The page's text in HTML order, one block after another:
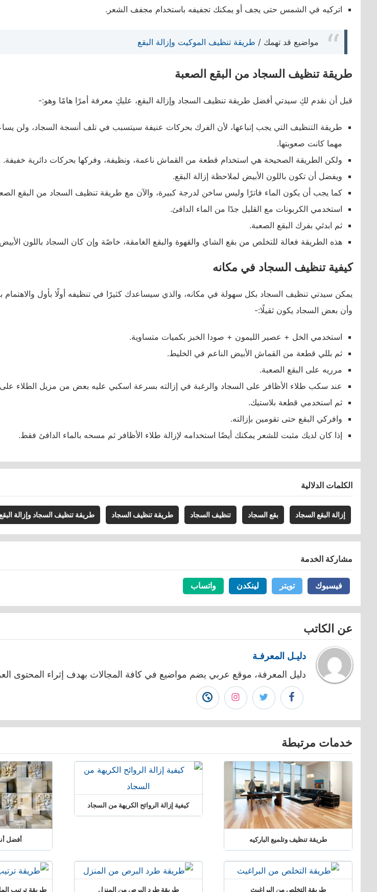
اتركيه في الشمس حتى يجف أو يمكنك تجفيفه باستخدام مجفف الشعر.
مواضيع قد تهمك / طريقة تنظيف الموكيت وإزالة البقع
طريقة تنظيف السجاد من البقع الصعبة
قبل أن نقدم لكِ سيدتي أفضل طريقة تنظيف السجاد وإزالة البقع، عليكِ معرفة أمرًا هامًا وهو:-
طريقة التنظيف التي يجب إتباعها، لأن الفرك بحركات عنيفة سيتسبب في تلف أنسجة السجاد، ولن
مهما كانت صعوبتها.
ولكن الطريقة الصحيحة هي استخدام قطعة من القماش ناعمة، ونظيفة، وفركها بحركات دائرية خفيفة.
ويفضل أن تكون باللون الأبيض لملاحظة إزالة البقع.
كما يجب أن يكون الماء فاترًا وليس ساخن لدرجة كبيرة، والآن مع طريقة تنظيف السجاد من البقع
استخدمي الكربونات مع القليل جدًا من الماء الدافئ.
ثم ابدئي بفرك البقع الصعبة.
هذه الطريقة فعالة للتخلص من بقع الشاي والقهوة والبقع الغامقة، خاصًة وإن كان السجاد باللون
كيفية تنظيف السجاد في مكانه
يمكن سيدتي تنظيف السجاد بكل سهولة في مكانه، والذي سيساعدك كثيرًا في تنظيفه أولًا بأول
وأن بعض السجاد يكون ثقيلًا:-
استخدمي الخل + عصير الليمون + صودا الخبز بكميات متساوية.
ثم بللي قطعة من القماش الأبيض الناعم في الخليط.
مرريه على البقع الصعبة.
عند سكب طلاء الأظافر على السجاد والرغبة في إزالته بسرعة اسكبي عليه بعض من مزيل الطلاء
ثم استخدمي قطعة بلاستيك.
وافركي البقع حتى تقومين بإزالته.
إذا كان لديك مثبت للشعر يمكنك أيضًا استخدامه لإزالة طلاء الأظافر ثم مسحه بالماء الدافئ فقط.
الكلمات الدلالية
إزالة البقع السجاد بقع السجاد تنظيف السجاد طريقة تنظيف السجاد طريقة تنظيف السجاد وإزالة البقع
مشاركة الخدمة
فيسبوك فيسبوكتويتر لينكدن لينكدنواتساب
عن الكاتب
دليـل المعرفـة
دليل المعرفة، موقع عربي يضم مواضيع في كافة المجالات بهدف إثراء المحتوى
تابع
دليـل
المعرفـة
على
فيسبوك"
تابع
دليـل
على
تويتر"
تابع
دليـل
انستجرام"
زيارة
موقع
المعرفـة"
خدمات مرتبطة
طريقة تنظيف وتلميع الباركيه
كيفية إزالة الروائح الكريهة من السجاد
أفضل
طريقة التخلص من البراغيث طريقة طرد البرص من المنزل طريقة ترتيب